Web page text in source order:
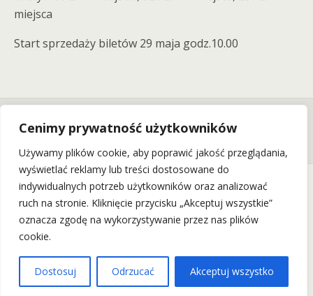
Cenimy prywatność użytkowników
Używamy plików cookie, aby poprawić jakość przeglądania,
wyświetlać reklamy lub treści dostosowane do
indywidualnych potrzeb użytkowników oraz analizować
ruch na stronie. Kliknięcie przycisku „Akceptuj wszystkie”
oznacza zgodę na wykorzystywanie przez nas plików
cookie.
Dostosuj Odrzucać Akceptuj wszystko
miejsca
Start sprzedaży biletów 29 maja godz.10.00
COALS Wystąpią We
KULT- Pomarańczowa Trasa
Back to top
Wszelkie Prawa Zastrzeżone: wrockfest.pl 2011